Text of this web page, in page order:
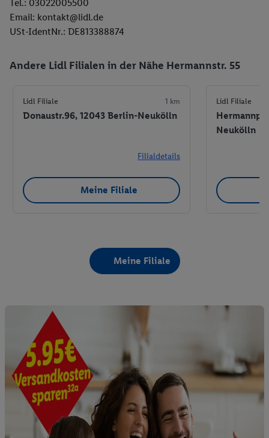
Tel.: 03022005500
Email: kontakt@lidl.de
USt-IdentNr.: DE813388874
Andere Lidl Filialen in der Nähe Hermannstr. 55
Lidl Filiale 1 km
Donaustr.96, 12043 Berlin-Neukölln
Filialdetails
Meine Filiale
Lidl Filiale
Neukölln
Meine Filiale